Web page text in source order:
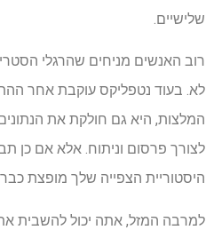
שלישיים.
רוב האנשים מניחים שהרגלי
לא. בעוד נטפליקס עוקבת אחר
המלצות, היא גם חולקת את
לצורך פרסום וניתוח. אלא אם
היסטוריית הצפייה שלך מופצת
למרבה המזל, אתה יכול להשבית